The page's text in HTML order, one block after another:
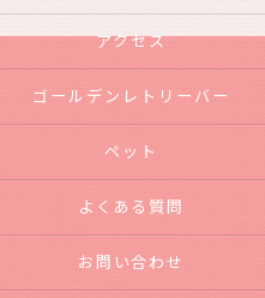
アクセス
ゴールデンレトリーバー
ペット
よくある質問
お問い合わせ